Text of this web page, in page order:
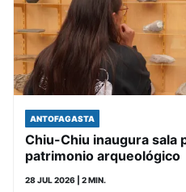
ANTOFAGASTA
Chiu-Chiu inaugura sala
patrimonio arqueológico
28 JUL 2026 | 2 MIN.